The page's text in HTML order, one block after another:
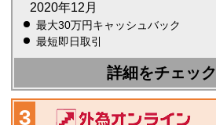
2020年12月
最大30万円キャッシュバック
最短即日取引
詳細をチェック